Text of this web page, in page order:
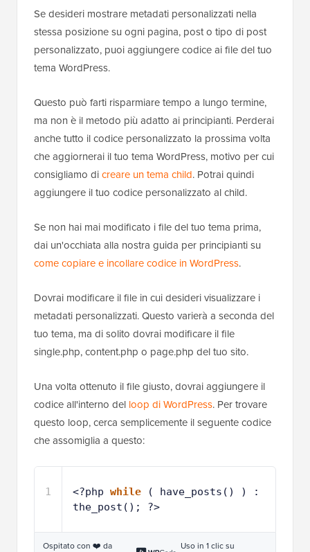
Se desideri mostrare metadati personalizzati nella
stessa posizione su ogni pagina, post o tipo di post
personalizzato, puoi aggiungere codice ai file del tuo
tema WordPress.
Questo può farti risparmiare tempo a lungo termine,
ma non è il metodo più adatto ai principianti. Perderai
anche tutto il codice personalizzato la prossima volta
che aggiornerai il tuo tema WordPress, motivo per cui
consigliamo dicreare un tema child. Potrai quindi
aggiungere il tuo codice personalizzato al child.
Se non hai mai modificato i file del tuo tema prima,
dai un'occhiata alla nostra guida per principianti su
come copiare e incollare codice in WordPress.
Dovrai modificare il file in cui desideri visualizzare i
metadati personalizzati. Questo varierà a seconda del
tuo tema, ma di solito dovrai modificare il file
single.php, content.php o page.php del tuo sito.
Una volta ottenuto il file giusto, dovrai aggiungere il
codice all'interno del loop di WordPress. Per trovare
questo loop, cerca semplicemente il seguente codice
che assomiglia a questo:
1 <?php while
( have_posts() ) :
the_post(); ?>
Ospitato con ❤️ da
Uso in 1 clic su